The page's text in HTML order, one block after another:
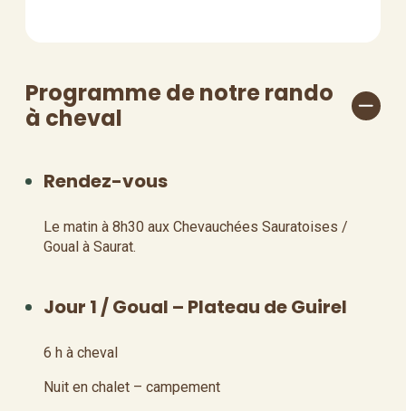
Programme de notre rando
à cheval
Rendez-vous
Le matin à 8h30 aux Chevauchées Sauratoises /
Goual à Saurat.
Jour 1 / Goual – Plateau de Guirel
6 h à cheval
Nuit en chalet – campement